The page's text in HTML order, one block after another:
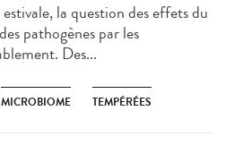
la question des effets du
pathogènes par les
Des...
MICROBIOME TEMPÉRÉES